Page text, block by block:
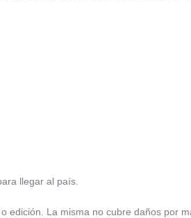
llegar al país.
edición. La misma no cubre daños por